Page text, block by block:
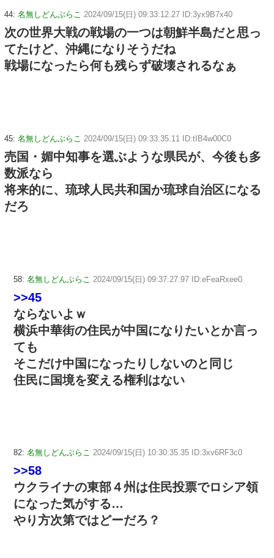
44: 名無しどんぶらこ 2024/09/15(日) 09:33:12.27 ID:3yx9B7x40
次の世界大戦の戦場の一つは朝鮮半島だと思っ
てたけど、沖縄になりそうだね
戦場になったら何も残らず破壊されるなぁ
45: 名無しどんぶらこ 2024/09/15(日) 09:33:35.11 ID:tIB4w00C0
売国・媚中知事を選ぶような県民が、今後も多
数派なら
将来的に、琉球人民共和国か琉球自治区になる
だろ
58: 名無しどんぶらこ 2024/09/15(日) 09:37:27.97 ID:eFeaRxee0
>>45
ならないよｗ
横浜中華街の住民が中国になりたいとか言っ
ても
そこだけ中国になったりしないのと同じ
住民に国境を変える権利はない
82: 名無しどんぶらこ 2024/09/15(日) 10:30:35.35 ID:3xv6RF3c0
>>58
ウクライナの東部４州は住民投票でロシア領
になった気がする…
やり方次第ではどーだろ？